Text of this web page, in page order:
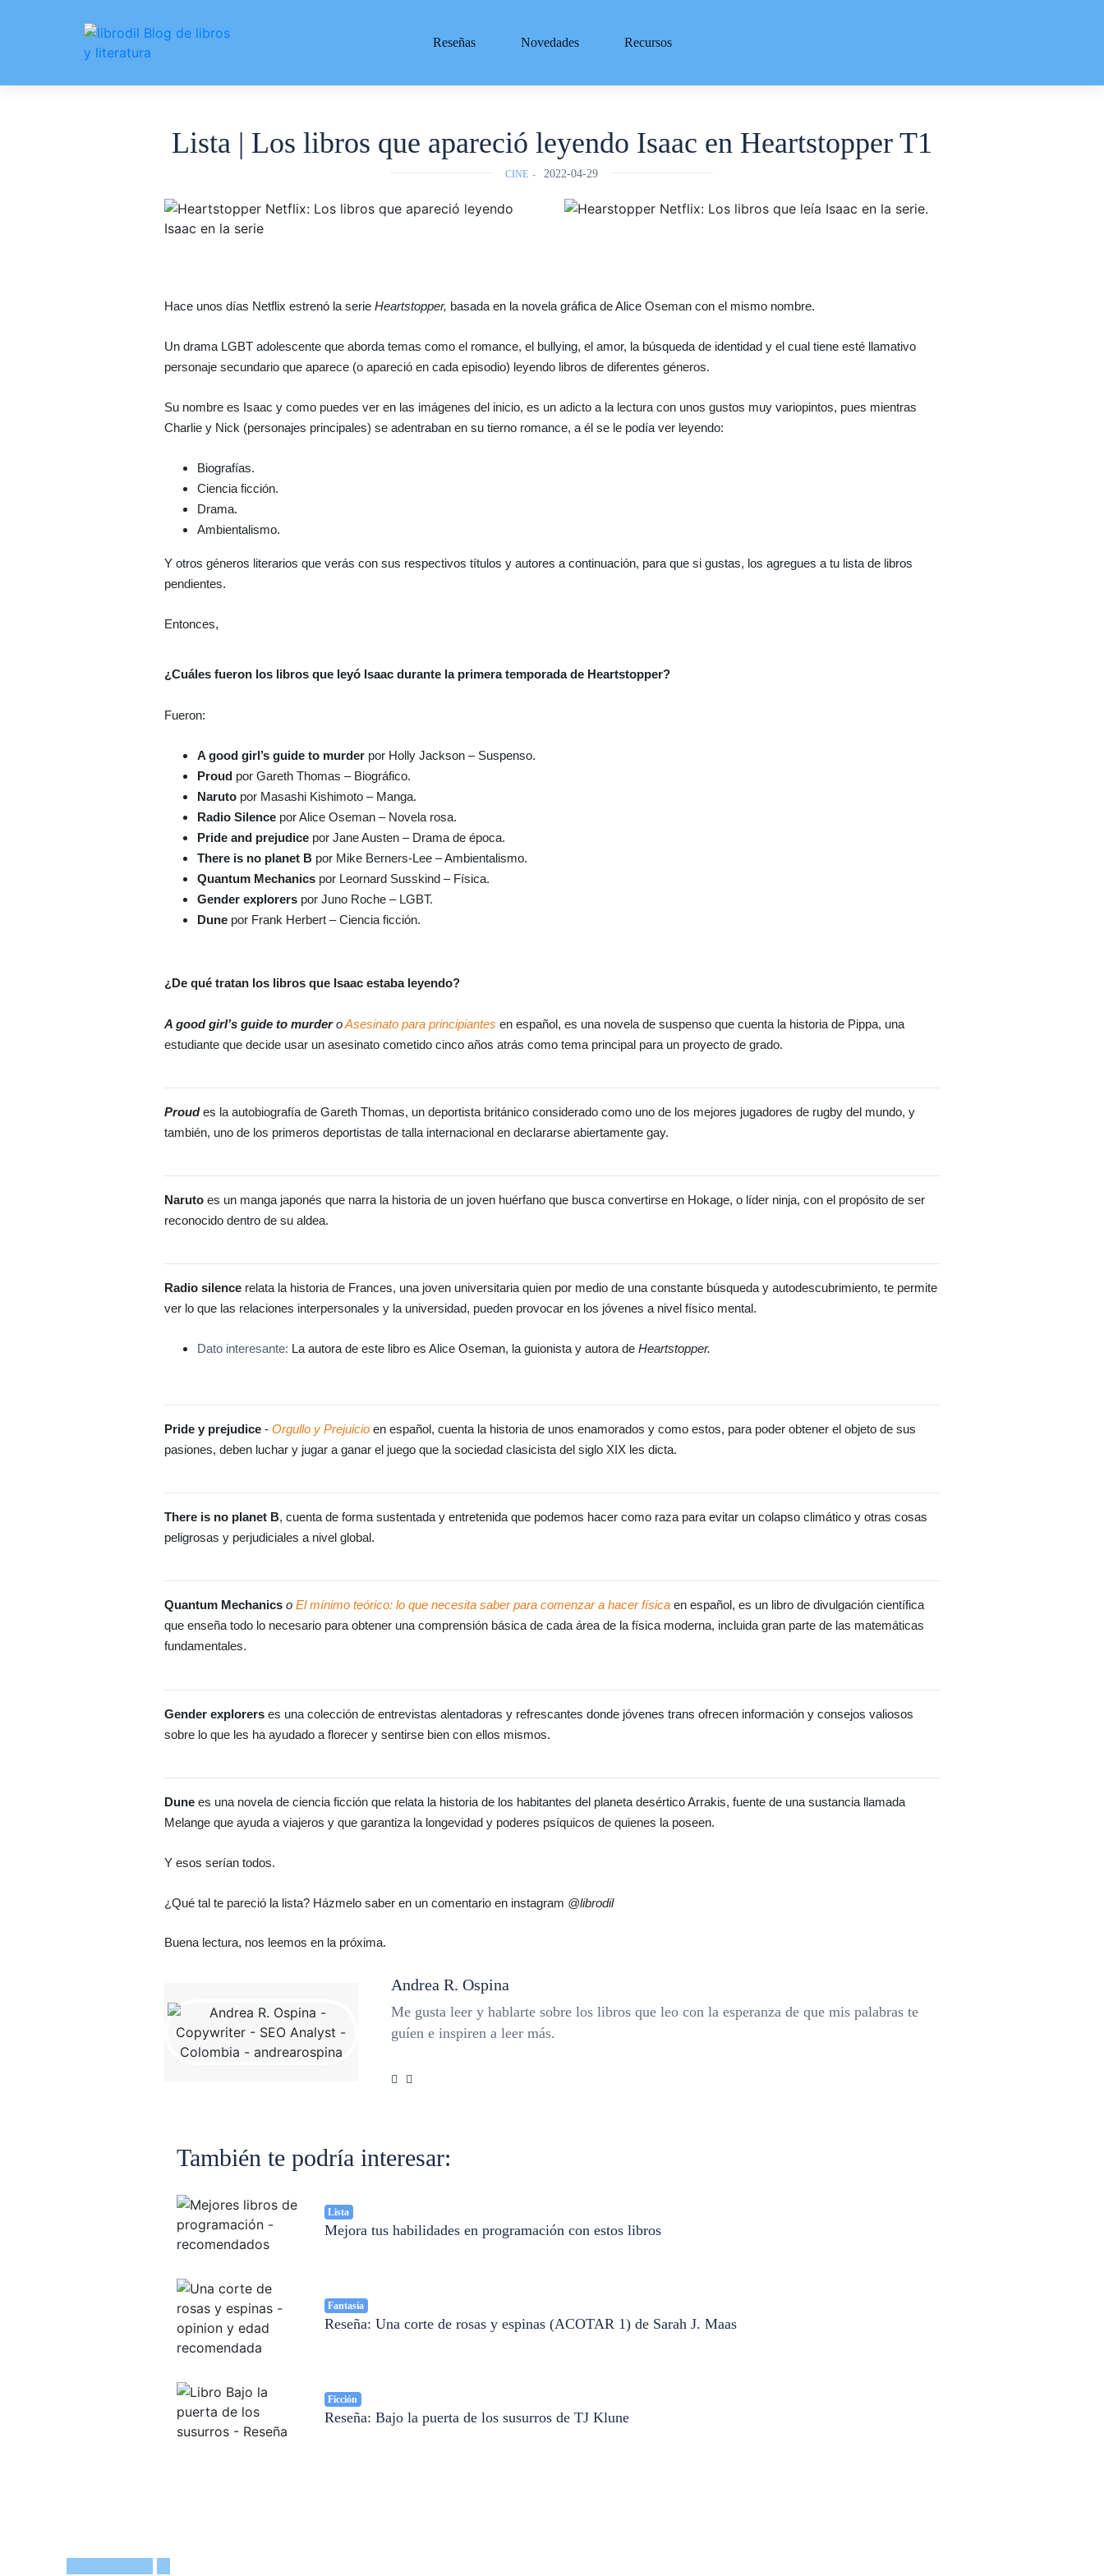
Reseñas Novedades Recursos
Lista | Los libros que apareció leyendo Isaac en Heartstopper T1
CINE 2022-04-29
Hace unos días Netflix estrenó la serie Heartstopper, basada en la novela gráfica de Alice Oseman con el mismo nombre.
Un drama LGBT adolescente que aborda temas como el romance, el bullying, el amor, la búsqueda de identidad y el cual tiene esté llamativo
personaje secundario que aparece (o apareció en cada episodio) leyendo libros de diferentes géneros.
Su nombre es Isaac y como puedes ver en las imágenes del inicio, es un adicto a la lectura con unos gustos muy variopintos, pues mientras
Charlie y Nick (personajes principales) se adentraban en su tierno romance, a él se le podía ver leyendo:
Biografías.
Ciencia ficción.
Drama.
Ambientalismo.
Y otros géneros literarios que verás con sus respectivos títulos y autores a continuación, para que si gustas, los agregues a tu lista de libros
pendientes.
Entonces,
¿Cuáles fueron los libros que leyó Isaac durante la primera temporada de Heartstopper?
Fueron:
A good girl’s guide to murderpor Holly Jackson – Suspenso.
Proud por Gareth Thomas – Biográfico.
Narutopor Masashi Kishimoto – Manga.
Radio Silencepor Alice Oseman – Novela rosa.
Pride and prejudicepor Jane Austen – Drama de época.
There is no planet Bpor Mike Berners-Lee – Ambientalismo.
Quantum Mechanicspor Leornard Susskind – Física.
Gender explorerspor Juno Roche – LGBT.
Dunepor Frank Herbert – Ciencia ficción.
¿De qué tratan los libros que Isaac estaba leyendo?
A good girl’s guide to murderoAsesinato para principiantes en español, es una novela de suspenso que cuenta la historia de Pippa, una
estudiante que decide usar un asesinato cometido cinco años atrás como tema principal para un proyecto de grado.
Proudes la autobiografía de Gareth Thomas, un deportista británico considerado como uno de los mejores jugadores de rugby del mundo, y
también, uno de los primeros deportistas de talla internacional en declararse abiertamente gay.
Naruto es un manga japonés que narra la historia de un joven huérfano que busca convertirse en Hokage, o líder ninja, con el propósito de ser
reconocido dentro de su aldea.
Radio silence relata la historia de Frances, una joven universitaria quien por medio de una constante búsqueda y autodescubrimiento, te permite
ver lo que las relaciones interpersonales y la universidad, pueden provocar en los jóvenes a nivel físico mental.
Dato interesante: La autora de este libro es Alice Oseman, la guionista y autora de Heartstopper.
Pride y prejudice- Orgullo y Prejuicioen español, cuenta la historia de unos enamorados y como estos, para poder obtener el objeto de sus
pasiones, deben luchar y jugar a ganar el juego que la sociedad clasicista del siglo XIX les dicta.
There is no planet B, cuenta de forma sustentada y entretenida que podemos hacer como raza para evitar un colapso climático y otras cosas
peligrosas y perjudiciales a nivel global.
Quantum Mechanics o El mínimo teórico: lo que necesita saber para comenzar a hacer física en español, es un libro de divulgación científica
que enseña todo lo necesario para obtener una comprensión básica de cada área de la física moderna, incluida gran parte de las matemáticas
fundamentales.
Gender explorers es una colección de entrevistas alentadoras y refrescantes donde jóvenes trans ofrecen información y consejos valiosos
sobre lo que les ha ayudado a florecer y sentirse bien con ellos mismos.
Dune es una novela de ciencia ficción que relata la historia de los habitantes del planeta desértico Arrakis, fuente de una sustancia llamada
Melange que ayuda a viajeros y que garantiza la longevidad y poderes psíquicos de quienes la poseen.
Y esos serían todos.
¿Qué tal te pareció la lista? Házmelo saber en un comentario en instagram @librodil
Buena lectura, nos leemos en la próxima.
Andrea R. Ospina
Me gusta leer y hablarte sobre los libros que leo con la esperanza de que mis palabras te
guíen e inspiren a leer más.
También te podría interesar:
Lista
Mejora tus habilidades en programación con estos libros
Fantasía
Reseña: Una corte de rosas y espinas (ACOTAR 1) de Sarah J. Maas
Ficción
Reseña: Bajo la puerta de los susurros de TJ Klune